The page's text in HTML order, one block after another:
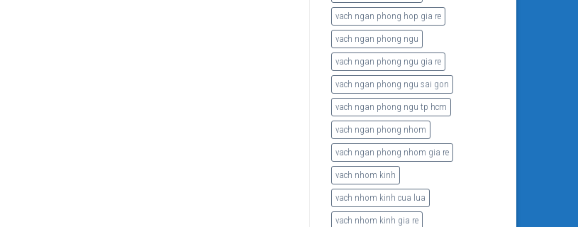
vach ngan phong hop gia re
vach ngan phong ngu
vach ngan phong ngu gia re
vach ngan phong ngu sai gon
vach ngan phong ngu tp hcm
vach ngan phong nhom
vach ngan phong nhom gia re
vach nhom kinh
vach nhom kinh cua lua
vach nhom kinh gia re